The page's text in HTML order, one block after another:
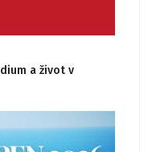
a život v